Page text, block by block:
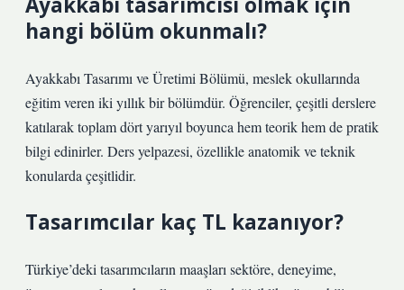
hangi bölüm okunmalı?
Ayakkabı Tasarımı ve Üretimi Bölümü, meslek okullarında
eğitim veren iki yıllık bir bölümdür. Öğrenciler, çeşitli derslere
katılarak toplam dört yarıyıl boyunca hem teorik hem de pratik
bilgi edinirler. Ders yelpazesi, özellikle anatomik ve teknik
konularda çeşitlidir.
Tasarımcılar kaç TL kazanıyor?
Türkiye’deki tasarımcıların maaşları sektöre, deneyime,